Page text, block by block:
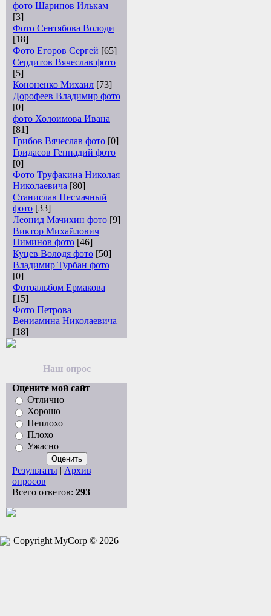
фото Шарипов Илькам
[3]
Фото Сентябова Володи
[18]
Фото Егоров Сергей [65]
Сердитов Вячеслав фото
[5]
Кононенко Михаил [73]
Дорофеев Владимир фото
[0]
фото Холоимова Ивана
[81]
Грибов Вячеслав фото [0]
Гридасов Геннадий фото
[0]
Фото Труфакина Николая
Николаевича [80]
Станислав Несмачный
фото [33]
Леонид Мачихин фото [9]
Виктор Михайлович
Пиминов фото [46]
Куцев Володя фото [50]
Владимир Турбан фото
[0]
Фотоальбом Ермакова
[15]
Фото Петрова
Вениамина Николаевича
[18]
Наш опрос
Оцените мой сайт
Отлично
Хорошо
Неплохо
Плохо
Ужасно
Результаты | Архив
опросов
Всего ответов: 293
Copyright MyCorp © 2026